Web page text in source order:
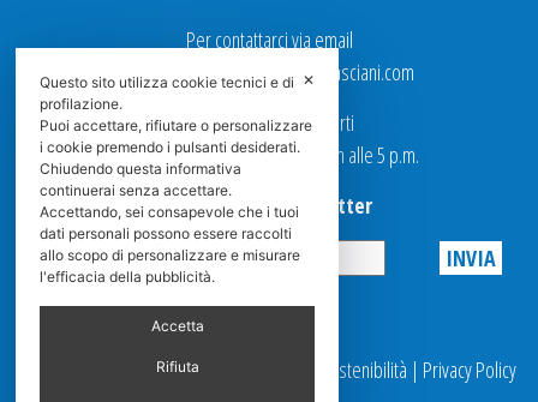
Per contattarci via email
Ufficio Vendite: italy.sales@spasciani.com
I nostri uffici sono aperti
dal Lunedi al Venerdi dalle 9 a.m alle 5 p.m.
Iscriviti alla Newsletter
Privacy
© 2025 Spasciani |Codice Etico Report Sostenibilità | Privacy Policy
✕
Questo sito utilizza cookie tecnici e di
profilazione.
Puoi accettare, rifiutare o personalizzare
i cookie premendo i pulsanti desiderati.
Chiudendo questa informativa
continuerai senza accettare.
Accettando, sei consapevole che i tuoi
dati personali possono essere raccolti
allo scopo di personalizzare e misurare
l'efficacia della pubblicità.
Accetta
Rifiuta